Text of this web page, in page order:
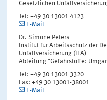
Gesetzlichen
Tel: +49 30 13001 4123
E-Mail
Dr. Simone Peters
Institut für Arbeitsschutz der
Unfallversicherung (IFA)
Abteilung "Gefahrstoffe:
Tel: +49 30 13001 3320
Fax: +49 30 13001-38001
E-Mail